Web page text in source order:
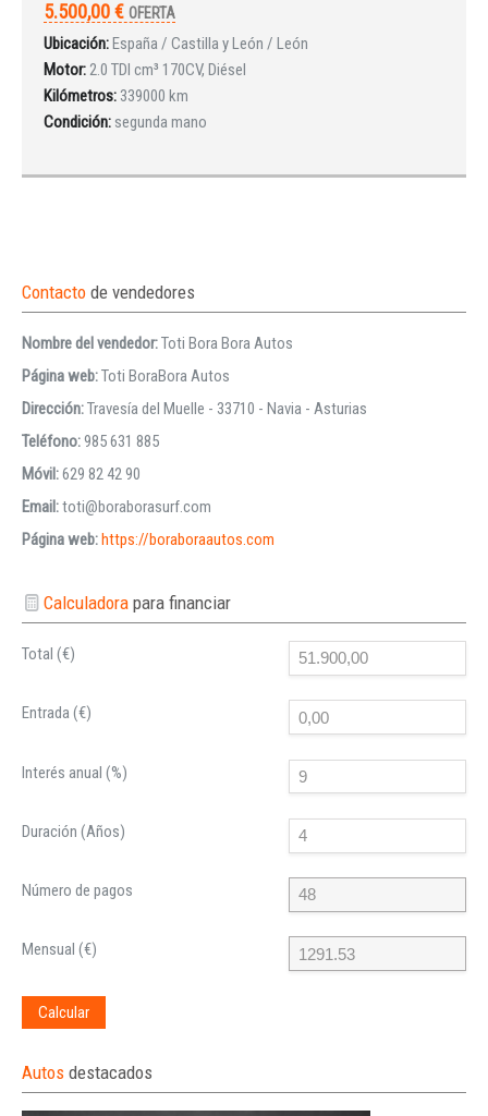
5.500,00 € OFERTA
Ubicación:España / Castilla y León / León
Motor:2.0 TDI cm³ 170CV, Diésel
Kilómetros: 339000 km
Condición: segunda mano
Contacto de vendedores
Nombre del vendedor:Toti Bora Bora Autos
Página web:Toti BoraBora Autos
Dirección:Travesía del Muelle - 33710 - Navia - Asturias
Teléfono:985 631 885
Móvil:629 82 42 90
Email:toti@boraborasurf.com
Página web:https://boraboraautos.com
Calculadorapara financiar
Total (€)
Entrada (€)
Interés anual (%)
Duración (Años)
Número de pagos
Mensual (€)
Calcular
Autos destacados